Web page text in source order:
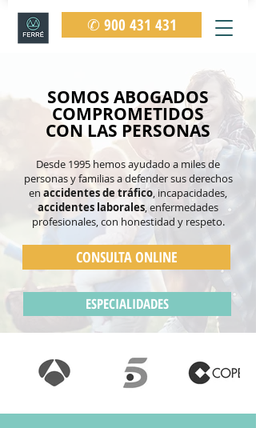
✆ 900 431 431
SOMOS ABOGADOS
COMPROMETIDOS
CON LAS PERSONAS
Desde 1995 hemos ayudado a miles de
personas y familias a defender sus derechos
en accidentes de tráfico, incapacidades,
accidentes laborales, enfermedades
profesionales, con honestidad y respeto.
CONSULTA ONLINE
ESPECIALIDADES